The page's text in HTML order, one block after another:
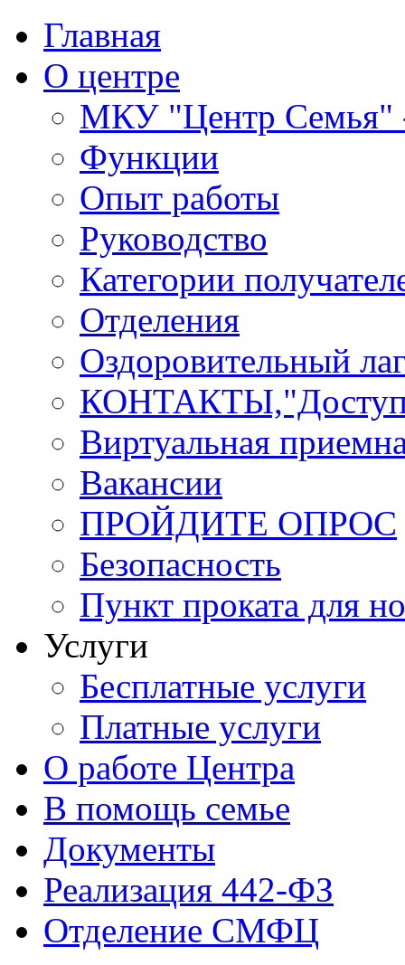
Главная
О центре
МКУ "Центр Семья"
Функции
Опыт работы
Руководство
Категории
Отделения
Оздоровительный
Виртуальная
Вакансии
ПРОЙДИТЕ ОПРОС
Безопасность
Пункт проката для
Услуги
Бесплатные услуги
Платные услуги
О работе Центра
В помощь семье
Документы
Реализация 442-ФЗ
Отделение СМФЦ